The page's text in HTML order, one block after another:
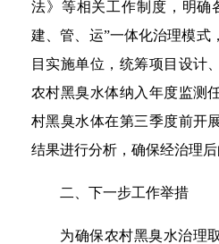
法》等相关工作制度，明确
建、管、运”一体化治理模式
目实施单位，统筹项目设计
农村黑臭水体纳入年度监测
村黑臭水体在第三季度前开
结果进行分析，确保经治理后
二、下一步工作举措
为确保农村黑臭水治理